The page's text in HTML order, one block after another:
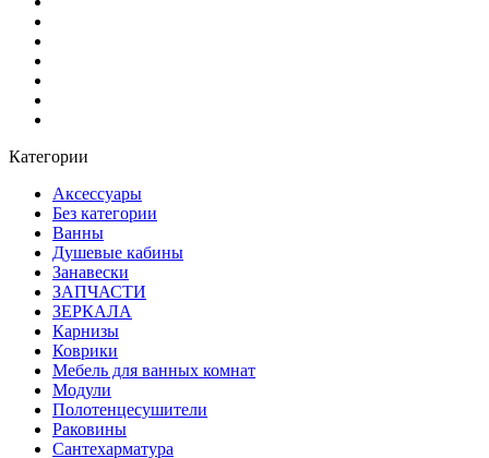
Категории
Аксессуары
Без категории
Ванны
Душевые кабины
Занавески
ЗАПЧАСТИ
ЗЕРКАЛА
Карнизы
Коврики
Мебель для ванных комнат
Модули
Полотенцесушители
Раковины
Сантехарматура